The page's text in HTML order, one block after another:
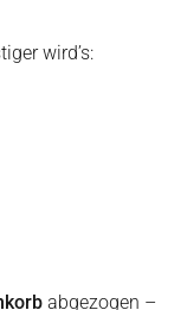
wird’s:
abgezogen –